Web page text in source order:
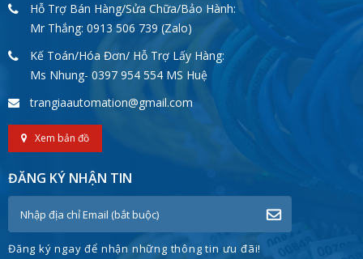
Hỗ Trợ Bán Hàng/Sửa Chữa/Bảo Hành:
Mr Thắng: 0913 506 739 (Zalo)
Kế Toán/Hóa Đơn/ Hỗ Trợ Lấy Hàng:
Ms Nhung- 0397 954 554 MS Huệ
trangiaautomation@gmail.com
Xem bản đồ
ĐĂNG KÝ NHẬN TIN
Đăng ký ngay để nhận những thông tin ưu đãi!